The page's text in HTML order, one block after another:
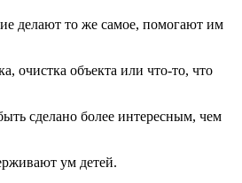
делают то же самое, помогают им
очистка объекта или что-то, что
сделано более интересным, чем
ум детей.